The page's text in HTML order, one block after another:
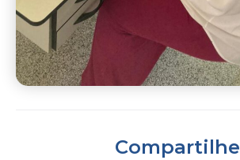
Compartilhe